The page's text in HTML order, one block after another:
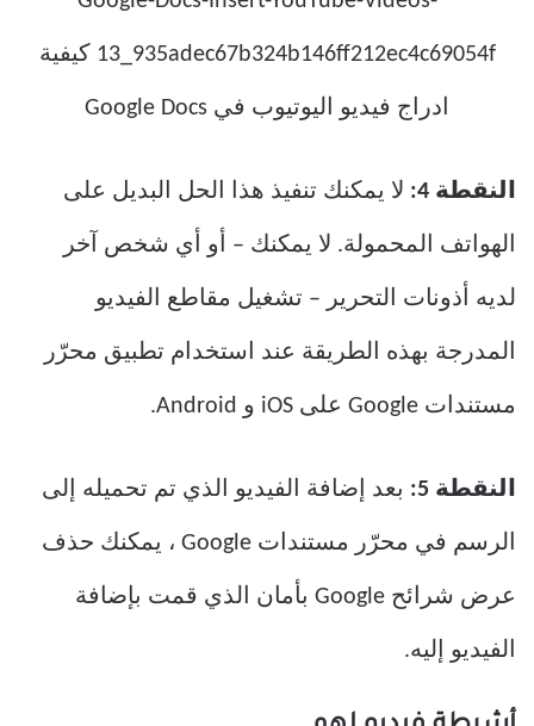
النقطة 4: لا يمكنك تنفيذ هذا الحل البديل على
الهواتف المحمولة. لا يمكنك – أو أي شخص آخر
لديه أذونات التحرير – تشغيل مقاطع الفيديو
المدرجة بهذه الطريقة عند استخدام تطبيق محرّر
مستندات Google على iOS و Android.
النقطة 5: بعد إضافة الفيديو الذي تم تحميله إلى
الرسم في محرّر مستندات Google ، يمكنك حذف
عرض شرائح Google بأمان الذي قمت بإضافة
الفيديو إليه.